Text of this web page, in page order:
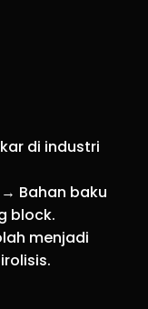
di industri
→ Bahan baku
block.
menjadi